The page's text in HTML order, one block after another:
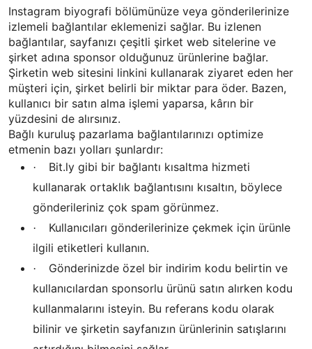
Instagram biyografi bölümünüze veya gönderilerinize
izlemeli bağlantılar eklemenizi sağlar. Bu izlenen
bağlantılar, sayfanızı çeşitli şirket web sitelerine ve
şirket adına sponsor olduğunuz ürünlerine bağlar.
Şirketin web sitesini linkini kullanarak ziyaret eden her
müşteri için, şirket belirli bir miktar para öder. Bazen,
kullanıcı bir satın alma işlemi yaparsa, kârın bir
yüzdesini de alırsınız.
Bağlı kuruluş pazarlama bağlantılarınızı optimize
etmenin bazı yolları şunlardır:
·
Bit.ly gibi bir bağlantı kısaltma hizmeti
kullanarak ortaklık bağlantısını kısaltın, böylece
gönderileriniz çok spam görünmez.
·
Kullanıcıları gönderilerinize çekmek için ürünle
ilgili etiketleri kullanın.
·
Gönderinizde özel bir indirim kodu belirtin ve
kullanıcılardan sponsorlu ürünü satın alırken kodu
kullanmalarını isteyin. Bu referans kodu olarak
bilinir ve şirketin sayfanızın ürünlerinin satışlarını